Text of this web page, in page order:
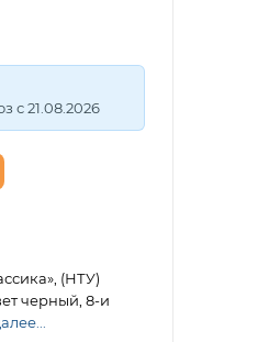
с 21.08.2026
(НТУ)
черный, 8-и